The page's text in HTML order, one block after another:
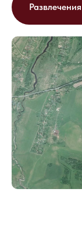
Развлечения